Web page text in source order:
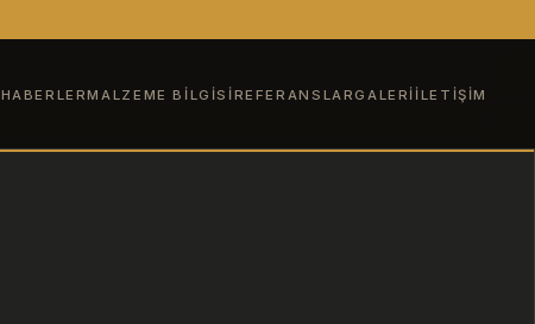
HABERLERMALZEME BILGISI REFERANSLAR GALERI İLETIŞIM